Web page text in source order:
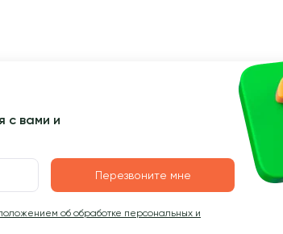
с вами и
Перезвоните мне
об обработке персональных и